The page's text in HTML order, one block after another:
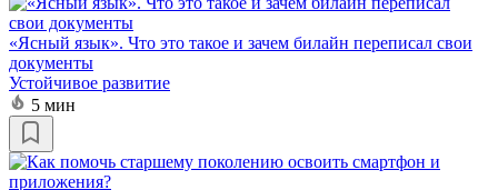
«Ясный язык». Что это такое и зачем билайн переписал свои
документы
Устойчивое развитие
5 мин